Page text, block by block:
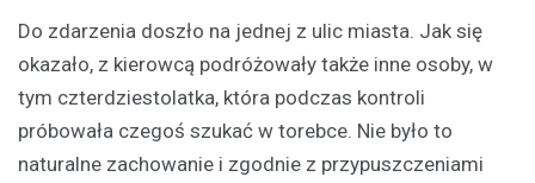
Do zdarzenia doszło na jednej z ulic miasta. Jak się
okazało, z kierowcą podróżowały także inne osoby, w
tym czterdziestolatka, która podczas kontroli
próbowała czegoś szukać w torebce. Nie było to
naturalne zachowanie i zgodnie z przypuszczeniami